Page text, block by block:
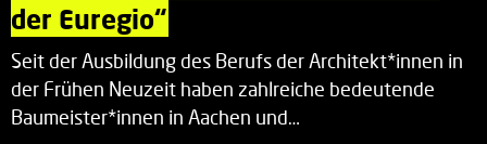
der Euregio“
Seit der Ausbildung des Berufs der Architekt*innen in
der Frühen Neuzeit haben zahlreiche bedeutende
Baumeister*innen in Aachen und…